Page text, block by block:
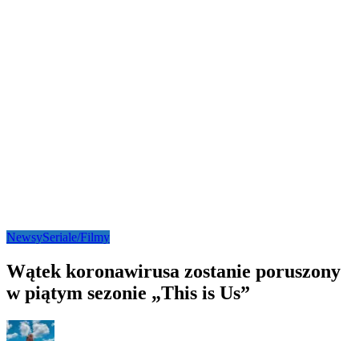
NewsySeriale/Filmy
Wątek koronawirusa zostanie poruszony
w piątym sezonie „This is Us”